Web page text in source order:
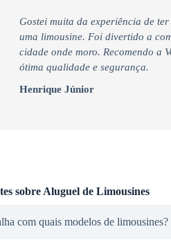
Gostei muita da experiência de
uma limousine. Foi divertido a
cidade onde moro. Recomendo a
ótima qualidade e segurança.
Henrique Júnior
sobre Aluguel de Limousines
com quais modelos de limousines?